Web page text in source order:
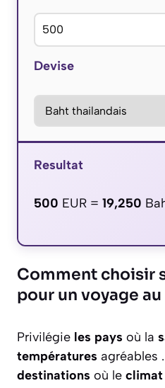
Devise
Resultat
500 EUR = 19,250
Comment choisir
pour un voyage
Privilégie les pays où la
températures agréables
destinations où le climat